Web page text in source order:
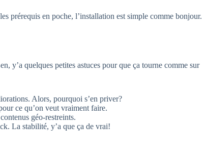
prérequis en poche, l’installation est simple comme bonjour.
y’a quelques petites astuces pour que ça tourne comme sur
Alors, pourquoi s’en priver?
ce qu’on veut vraiment faire.
géo-restreints.
La stabilité, y’a que ça de vrai!